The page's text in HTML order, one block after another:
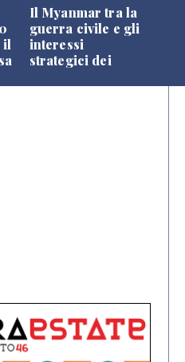
il
Il Myanmar tra la
guerra civile e gli
interessi
strategici dei